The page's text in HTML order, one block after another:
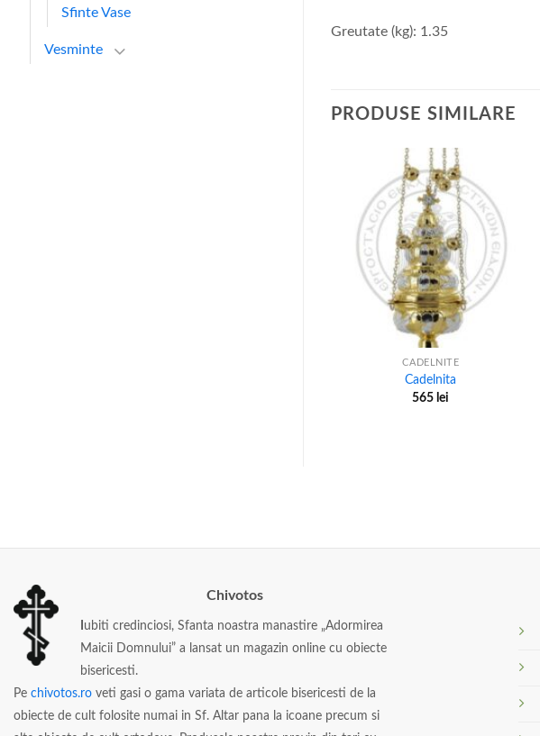
Sfinte Vase
Vesminte
Greutate (kg): 1.35
PRODUSE SIMILARE
CADELNITE
Cadelnita
565 lei
Chivotos
ubiti credinciosi, Sfanta noastra manastire „Adormirea
Maicii Domnului” a lansat un magazin online cu obiecte
bisericesti.
Pe chivotos.ro veti gasi o gama variata de articole bisericesti de la
obiecte de cult folosite numai in Sf. Altar pana la icoane precum si